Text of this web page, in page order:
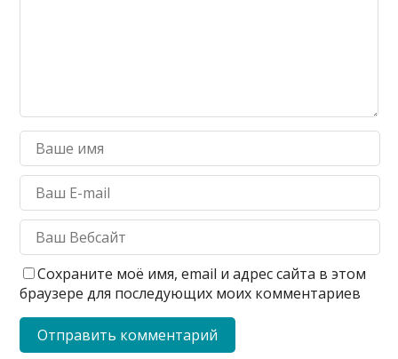
Сохраните моё имя, email и адрес сайта в этом
браузере для последующих моих комментариев